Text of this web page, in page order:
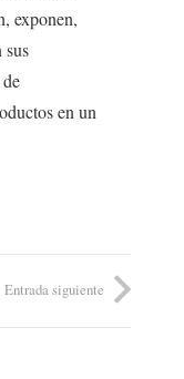
exponen,
sus
en un
Entrada siguiente